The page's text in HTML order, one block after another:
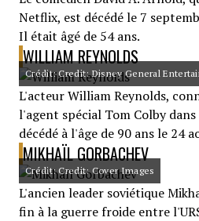
Netflix, est décédé le 7
Il était âgé de 54 ans.
WILLIAM REYNOLDS
Crédit: Credit: Disney General
L'acteur William Reynolds,
l'agent spécial Tom Colby dans
décédé à l'âge de 90 ans le 24
MIKHAÏL GORBACHEV
Crédit: Credit: Cover Images
L'ancien leader soviétique
fin à la guerre froide entre